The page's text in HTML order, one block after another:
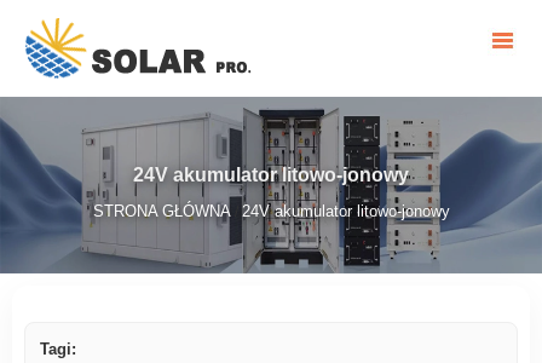
24V akumulator litowo-jonowy
STRONA GŁÓWNA/ 24V akumulator litowo-jonowy
Tagi: